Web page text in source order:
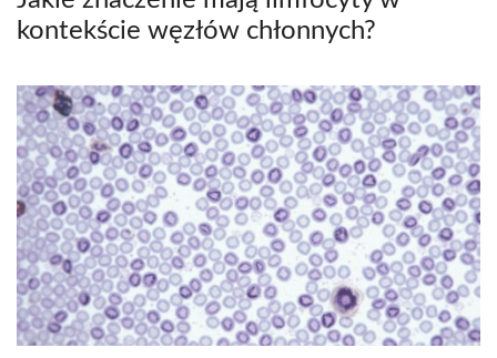
kontekście węzłów chłonnych?